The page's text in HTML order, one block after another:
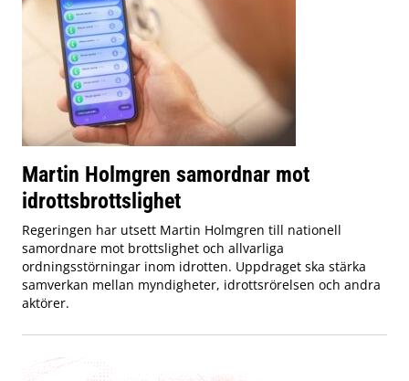
Martin Holmgren samordnar mot
idrottsbrottslighet
Regeringen har utsett Martin Holmgren till nationell
samordnare mot brottslighet och allvarliga
ordningsstörningar inom idrotten. Uppdraget ska stärka
samverkan mellan myndigheter, idrottsrörelsen och andra
aktörer.